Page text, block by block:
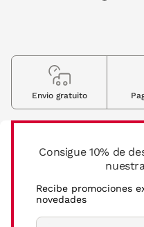
Consigue 10% de
Recibe promociones
novedades
Envio gratuito